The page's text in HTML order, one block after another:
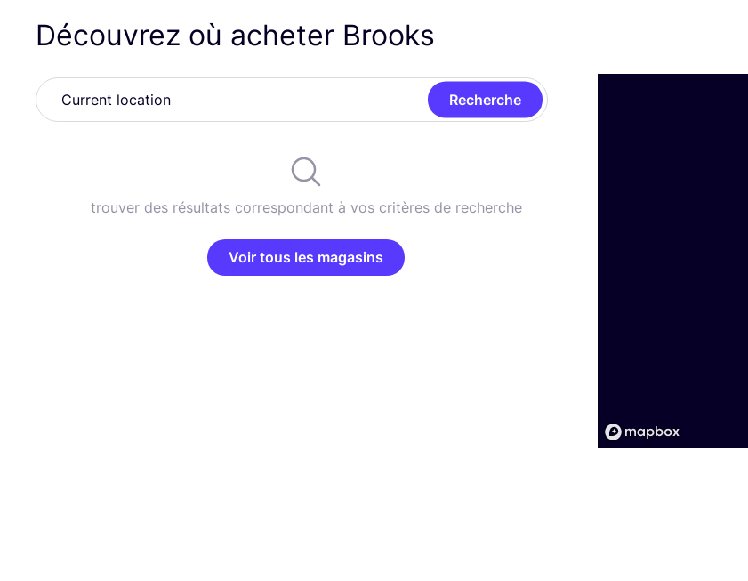
Découvrez où acheter Brooks
Recherche
trouver des résultats correspondant à vos critères de recherche
Voir tous les magasins